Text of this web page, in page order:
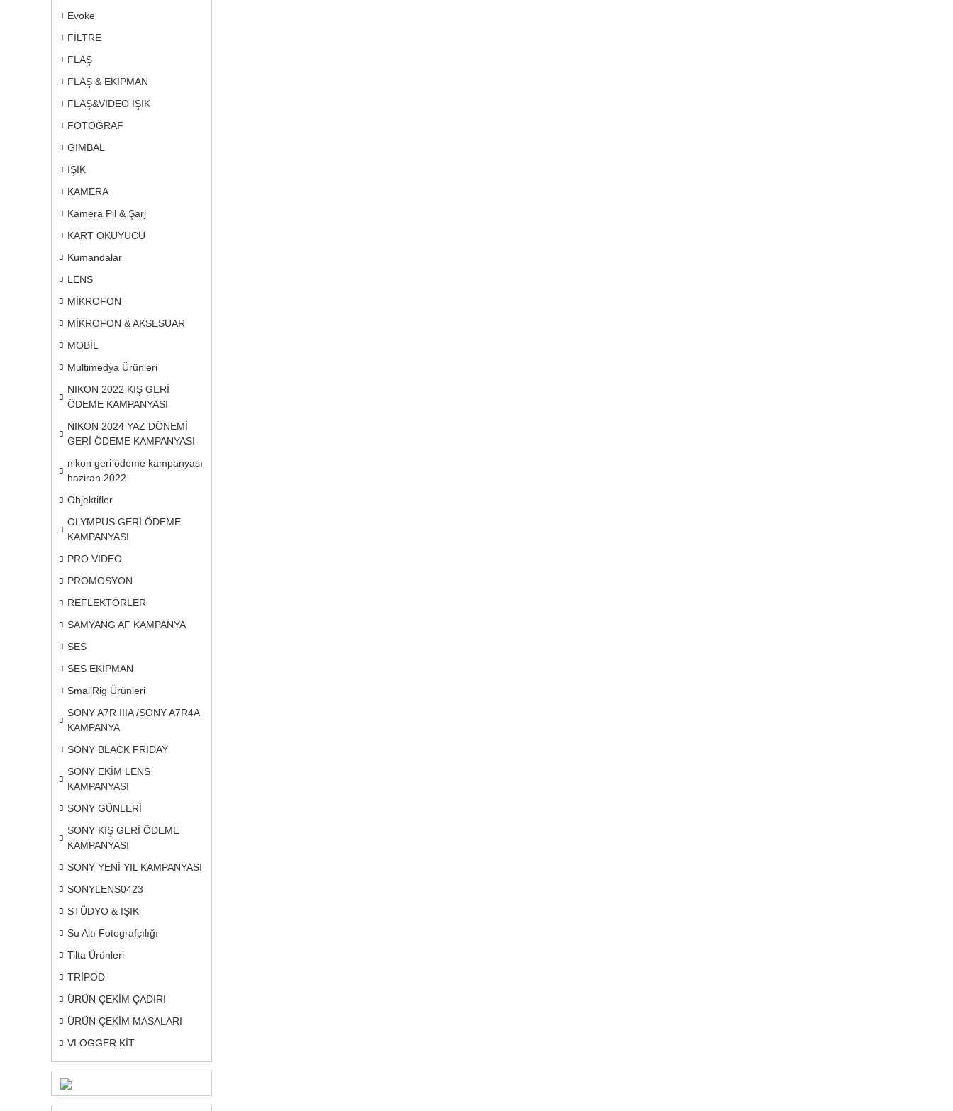
Evoke
FİLTRE
FLAŞ
FLAŞ & EKİPMAN
FLAŞ&VİDEO IŞIK
FOTOĞRAF
GIMBAL
IŞIK
KAMERA
Kamera Pil & Şarj
KART OKUYUCU
Kumandalar
LENS
MİKROFON
MİKROFON & AKSESUAR
MOBİL
Multimedya Ürünleri
NIKON 2022 KIŞ GERİ
ÖDEME KAMPANYASI
NIKON 2024 YAZ DÖNEMİ
GERİ ÖDEME KAMPANYASI
nikon geri ödeme kampanyası
haziran 2022
Objektifler
OLYMPUS GERİ ÖDEME
KAMPANYASI
PRO VİDEO
PROMOSYON
REFLEKTÖRLER
SAMYANG AF KAMPANYA
SES
SES EKİPMAN
SmallRig Ürünleri
SONY A7R IIIA /SONY A7R4A
KAMPANYA
SONY BLACK FRIDAY
SONY EKİM LENS
KAMPANYASI
SONY GÜNLERİ
SONY KIŞ GERİ ÖDEME
KAMPANYASI
SONY YENİ YIL KAMPANYASI
SONYLENS0423
STÜDYO & IŞIK
Su Altı Fotografçılığı
Tilta Ürünleri
TRİPOD
ÜRÜN ÇEKİM ÇADIRI
ÜRÜN ÇEKİM MASALARI
VLOGGER KİT